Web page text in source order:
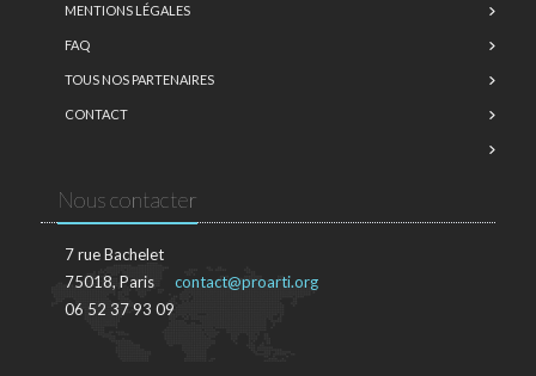
MENTIONS LÉGALES
FAQ
TOUS NOS PARTENAIRES
CONTACT
Nous contacter
7 rue Bachelet
75018, Paris
06 52 37 93 09
contact@proarti.org